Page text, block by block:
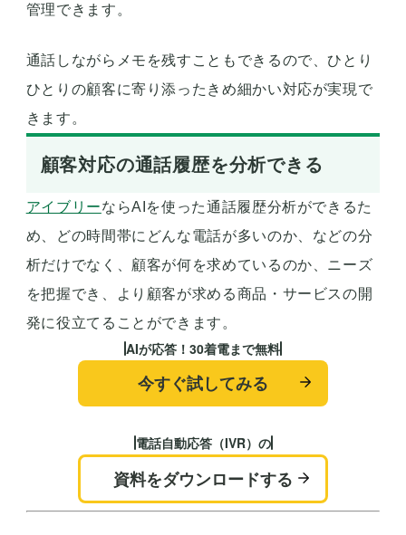
管理できます。
通話しながらメモを残すこともできるので、ひとり
ひとりの顧客に寄り添ったきめ細かい対応が実現で
きます。
顧客対応の通話履歴を分析できる
アイブリーならAIを使った通話履歴分析ができるた
め、どの時間帯にどんな電話が多いのか、などの分
析だけでなく、顧客が何を求めているのか、ニーズ
を把握でき、より顧客が求める商品・サービスの開
発に役立てることができます。
AIが応答！30着電まで無料
今すぐ試してみる
電話自動応答（IVR）の
資料をダウンロードする